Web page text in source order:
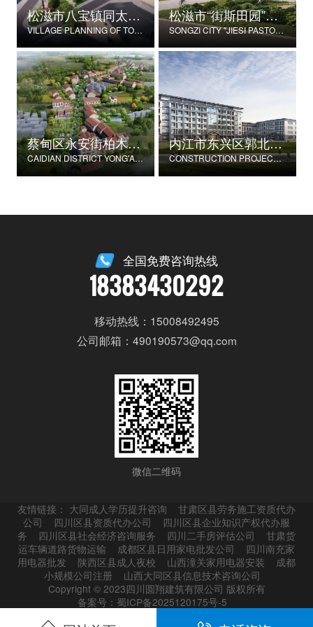
松滋市八宝镇同太湖村村庄规划
VILLAGE PLANNING OF TONGTAIHU VILLAGE, BABAO TOWN, SONGZI CITY
松滋市“街斯田园”美丽乡村示范片建设项目
SONGZI CITY "JIESI PASTORAL" BEAUTIFUL RURAL DEMONSTRATION FILM CONSTRUCTION PROJECT
蔡甸区永安街柏木村郭家庄湾省级美丽乡村试点建设项目
CAIDIAN DISTRICT YONG'AN STREET CYPRESS VILLAGE GUOJIAZHUANG BAY PROVINCIAL BEAUTIFUL VILLAGE PILOT CONSTRUCTION PROJECT
内江市东兴区郭北养老服务中心建设项目
CONSTRUCTION PROJECT OF GUOBEI ELDERLY SERVICE CENTER IN DONGXING DISTRICT, NEIJIANG CITY
全国免费咨询热线
18383430292
移动热线：15008492495
公司邮箱：490190573@qq.com
微信二维码
友情链接： 大同成人学历提升咨询
甘肃区县劳务施工资质代办
公司
四川区县资质代办公司
四川区县企业知识产权代办服
务
四川区县社会经济咨询服务 四川二手房评估公司
甘肃货
运车辆道路货物运输
成都区县日用家电批发公司
四川南充家
用电器批发
陕西区县成人夜校 山西潼关家用电器安装
成都
小规模公司注册
山西大同区县信息技术咨询公司
Copyright © 2023四川圆翔建筑有限公司 版权所有
备案号：蜀ICP备2025120175号-5